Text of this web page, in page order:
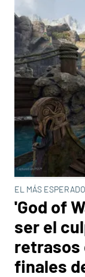
EL MÁS ESPERADO
'God of
ser el
retrasos
finales